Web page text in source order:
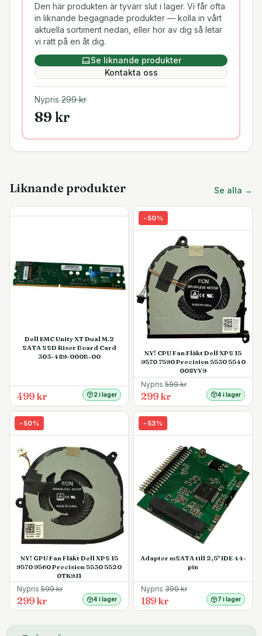
Den här produkten är tyvärr slut i lager. Vi får ofta
in liknande begagnade produkter — kolla in vårt
aktuella sortiment nedan, eller hör av dig så letar
vi rätt på en åt dig.
Se liknande produkter
Kontakta oss
Nypris 299kr
89 kr
Liknande produkter Se alla →
Dell EMC Unity XT Dual M.2
SATA SSD Riser Board Card
303-489-000B-00
499 kr 2 i lager
- 50%
NY! CPU Fan Fläkt Dell XPS 15
9570 7590 Precision 5530 5540
008YY9
Nypris 599kr
299 kr 4 i lager
- 50%
NY! GPU Fan Fläkt Dell XPS 15
9570 9560 Precision 5530 5520
0TK9J1
Nypris 599kr
299 kr 4 i lager
- 53%
Adapter mSATA till 2,5" IDE 44-
pin
Nypris 399kr
189 kr 7 i lager